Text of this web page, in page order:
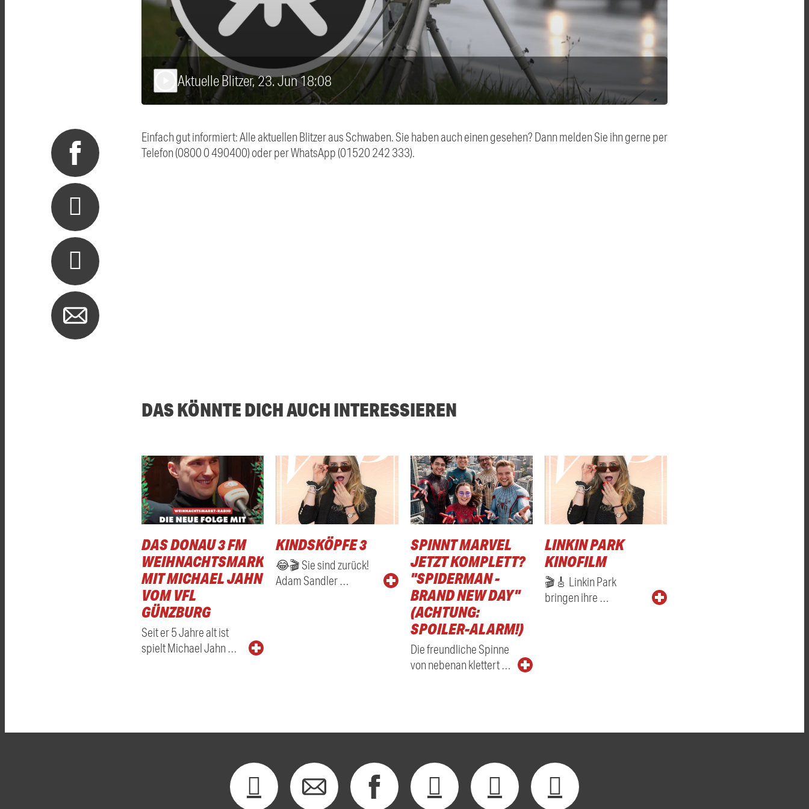
Aktuelle Blitzer, 23. Jun 18:08
Einfach gut informiert: Alle aktuellen Blitzer aus Schwaben. Sie haben auch einen gesehen? Dann melden Sie ihn gerne per
Telefon (0800 0 490400) oder per WhatsApp (01520 242 333).
DAS KÖNNTE DICH AUCH INTERESSIEREN
DAS DONAU 3 FM
WEIHNACHTSMARKTRADIO
MIT MICHAEL JAHN
VOM VFL
GÜNZBURG
Seit er 5 Jahre alt ist
spielt Michael Jahn …
KINDSKÖPFE 3
😂🎬 Sie sind zurück!
Adam Sandler …
SPINNT MARVEL
JETZT KOMPLETT?
"SPIDERMAN -
BRAND NEW DAY"
(ACHTUNG:
SPOILER-ALARM!)
Die freundliche Spinne
von nebenan klettert …
LINKIN PARK
KINOFILM
🎬🎸 Linkin Park
bringen ihre …